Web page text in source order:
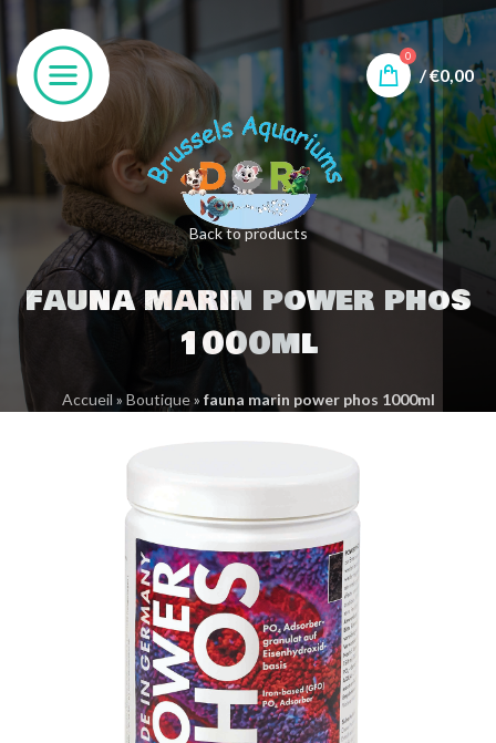
0
/€0,00
Back to products
fauna marin power phos
1000ml
Accueil » Boutique» fauna marin power phos 1000ml